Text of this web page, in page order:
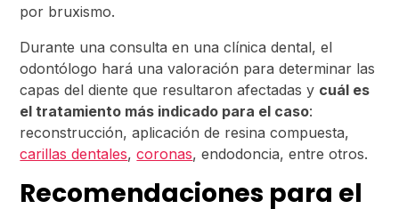
por bruxismo.
Durante una consulta en una clínica dental, el
odontólogo hará una valoración para determinar las
capas del diente que resultaron afectadas y cuál es
el tratamiento más indicado para el caso:
reconstrucción, aplicación de resina compuesta,
carillas dentales,coronas, endodoncia, entre otros.
Recomendaciones para el